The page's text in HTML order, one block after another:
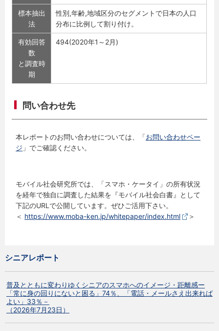
標本抽出
法
性別,年齢,地域区分のセグメントで日本の人口
分布に比例して割り付け。
有効回答
数
と調査時
期
494(2020年1～2月)
問い合わせ先
本レポートのお問い合わせについては、「お問い合わせペー
ジ 」でご確認ください。
モバイル社会研究所では、「スマホ・ケータイ」の所有状況
を経年で独自に調査した結果を『モバイル社会白書』として
下記のURLで公開しています。ぜひご活用下さい。
＜ https://www.moba-ken.jp/whitepaper/index.html ＞
シニアレポート
普及とともに変わりゆくシニアのスマホへのイメージ・距離感ー
「常に身の回りにないと困る」74％、「電話・メールさえ出来れば
よい」33％－
（2026年7月23日）